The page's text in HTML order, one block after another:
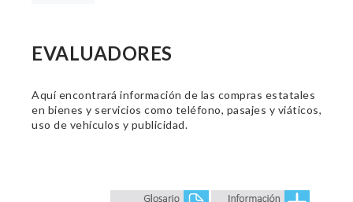
EVALUADORES
Aquí encontrará información de las compras estatales
en bienes y servicios como teléfono, pasajes y viáticos,
uso de vehículos y publicidad.